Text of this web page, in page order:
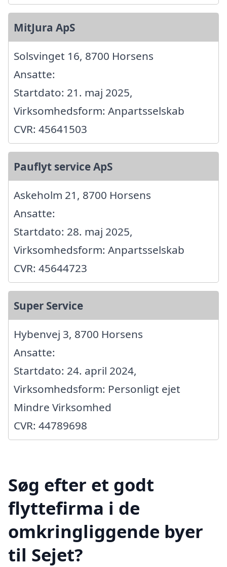
MitJura ApS
Solsvinget 16, 8700 Horsens
Ansatte:
Startdato: 21. maj 2025,
Virksomhedsform: Anpartsselskab
CVR: 45641503
Pauflyt service ApS
Askeholm 21, 8700 Horsens
Ansatte:
Startdato: 28. maj 2025,
Virksomhedsform: Anpartsselskab
CVR: 45644723
Super Service
Hybenvej 3, 8700 Horsens
Ansatte:
Startdato: 24. april 2024,
Virksomhedsform: Personligt ejet
Mindre Virksomhed
CVR: 44789698
Søg efter et godt
flyttefirma i de
omkringliggende byer
til Sejet?